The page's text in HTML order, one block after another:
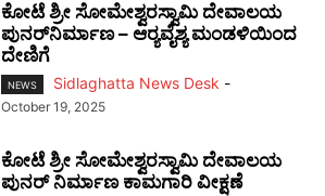
ಕೋಟೆ ಶ್ರೀ ಸೋಮೇಶ್ವರಸ್ವಾಮಿ ದೇವಾಲಯ
ಪುನರ್‌ನಿರ್ಮಾಣ – ಆರ್‍ಯವೈಶ್ಯ ಮಂಡಳಿಯಿಂದ
ದೇಣಿಗೆ
NEWS Sidlaghatta News Desk -
October 19, 2025
ಕೋಟೆ ಶ್ರೀ ಸೋಮೇಶ್ವರಸ್ವಾಮಿ ದೇವಾಲಯ
ಪುನರ್‌ ನಿರ್ಮಾಣ ಕಾಮಗಾರಿ ವೀಕ್ಷಣೆ